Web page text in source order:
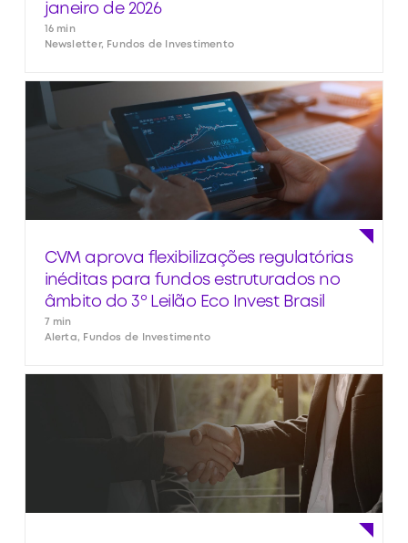
janeiro de 2026
16 min
Newsletter, Fundos de Investimento
CVM aprova flexibilizações regulatórias
inéditas para fundos estruturados no
âmbito do 3º Leilão Eco Invest Brasil
7 min
Alerta, Fundos de Investimento